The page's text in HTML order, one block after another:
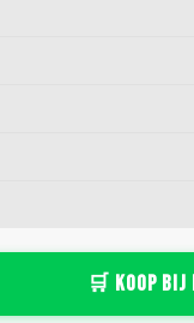
🛒 Koop bij